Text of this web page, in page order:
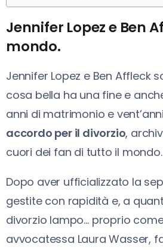
Jennifer Lopez e Ben
mondo.
Jennifer Lopez e Ben Affleck
cosa bella ha una fine e
anni di matrimonio e
accordo per il divorzio,
cuori dei fan di tutto il mondo.
Dopo aver ufficializzato la
gestite con rapidità e, a
divorzio lampo… proprio
avvocatessa Laura Wasser,